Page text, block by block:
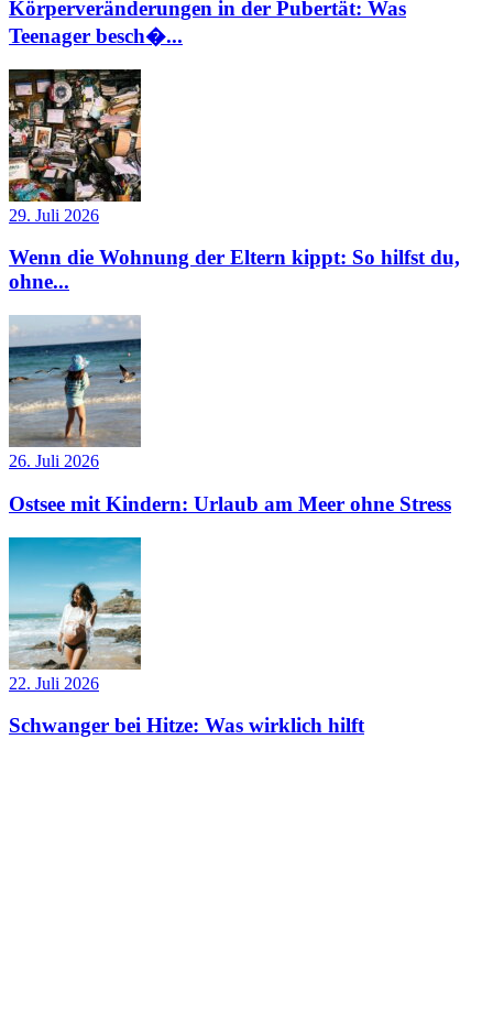
Körperveränderungen in der Pubertät: Was
Teenager besch�...
29. Juli 2026
Wenn die Wohnung der Eltern kippt: So hilfst du,
ohne...
26. Juli 2026
Ostsee mit Kindern: Urlaub am Meer ohne Stress
22. Juli 2026
Schwanger bei Hitze: Was wirklich hilft